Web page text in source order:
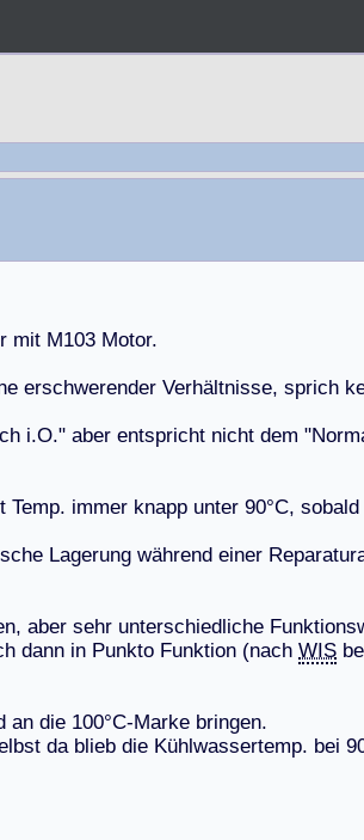
r mit M103 Motor.
e erschwerender Verhältnisse, sprich k
ch i.O." aber entspricht nicht dem "Norm
t Temp. immer knapp unter 90°C, sobald
sche Lagerung während einer Reparatur
n, aber sehr unterschiedliche Funktions
h dann in Punkto Funktion (nach WIS be
an die 100°C-Marke bringen.
lbst da blieb die Kühlwassertemp. bei 9